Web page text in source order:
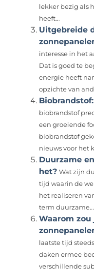
lekker bezig als
heeft...
Uitgebreide
interesse in het
Dat is goed te
energie heeft
opzichte van
biobrandstof
een groeiende
biobrandstof
nieuws voor het
Duurzame
het? Wat zijn
tijd waarin de
het realiseren
term duurzame...
Waarom zou
laatste tijd
daken ermee
verschillende